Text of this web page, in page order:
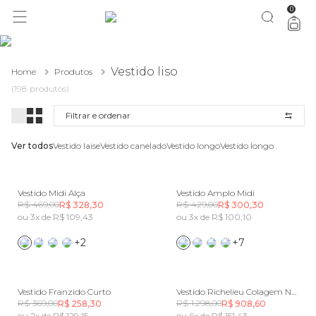
você merece 30% OFF pra comemorar com a gente aproveita! 0
Home Produtos Vestido liso
(198 produtos)
Filtrar e ordenar
Ver todosVestido laiseVestido caneladoVestido longoVestido longo
Vestido Midi Alça
R$ 469,00R$ 328,30
ou 3x de R$ 109,43
+2
Vestido Amplo Midi
R$ 429,00R$ 300,30
ou 3x de R$ 100,10
+7
Vestido Franzido Curto
R$ 369,00R$ 258,30
Vestido Richelieu Colagem Navy
R$ 1.298,00R$ 908,60